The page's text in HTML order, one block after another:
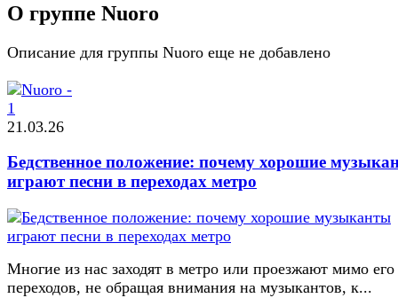
О группе Nuoro
Описание для группы Nuoro еще не добавлено
21.03.26
Бедственное положение: почему хорошие
играют песни в переходах метро
Многие из нас заходят в метро или проезжают мимо его
переходов, не обращая внимания на музыкантов, к...